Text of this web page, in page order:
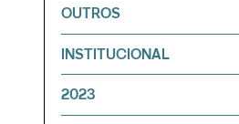
OUTROS
INSTITUCIONAL
2023